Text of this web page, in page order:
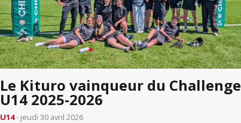
Le Kituro vainqueur du Challenge
U14 2025-2026
U14- jeudi 30 avril 2026